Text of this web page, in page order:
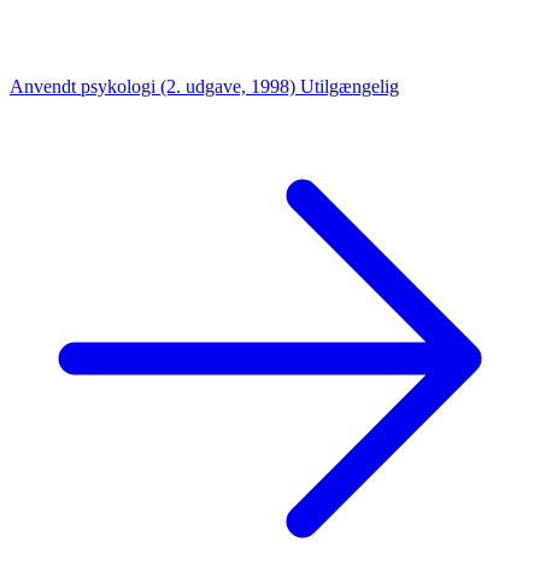
Anvendt psykologi (2. udgave, 1998) Utilgængelig